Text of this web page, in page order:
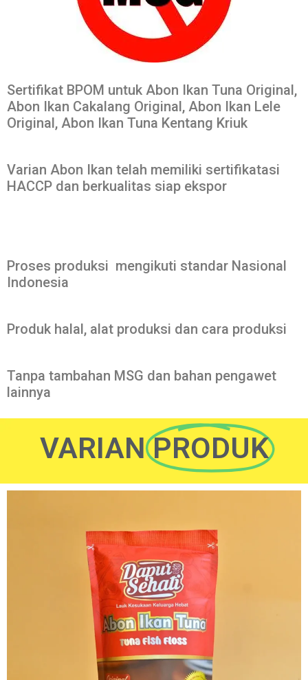
Sertifikat BPOM untuk Abon Ikan Tuna Original,
Abon Ikan Cakalang Original, Abon Ikan Lele
Original, Abon Ikan Tuna Kentang Kriuk
Varian Abon Ikan telah memiliki sertifikatasi
HACCP dan berkualitas siap ekspor
Proses produksi mengikuti standar Nasional
Indonesia
Produk halal, alat produksi dan cara produksi
Tanpa tambahan MSG dan bahan pengawet
lainnya
VARIAN PRODUK